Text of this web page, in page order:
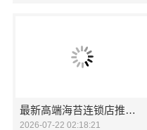
最新高端海苔连锁店推荐，零食大明星品质之选
2026-07-22 02:18:21